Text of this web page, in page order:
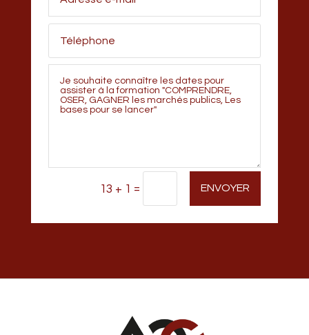
13 + 1 = ENVOYER